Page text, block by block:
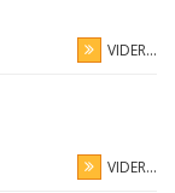
VIDER...
VIDER...